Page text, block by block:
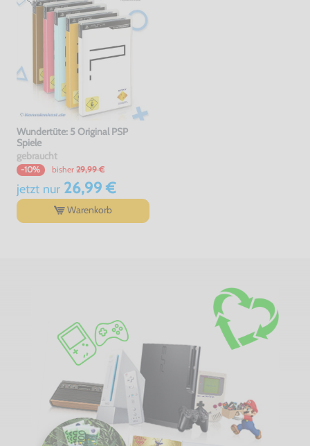
Wundertüte: 5 Original PSP
Spiele
gebraucht
-10% bisher 29,99 €
jetzt nur26,99 €
Warenkorb